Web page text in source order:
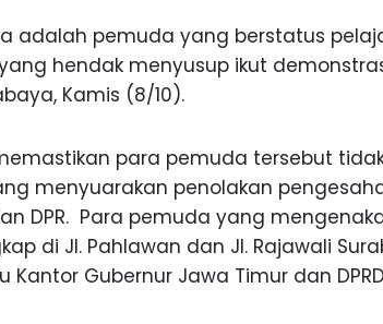
adalah pemuda yang berstatus
yang hendak menyusup ikut
Kamis (8/10).
para pemuda tersebut
menyuarakan penolakan
DPR. Para pemuda yang
di Jl. Pahlawan dan Jl. Rajawali
Kantor Gubernur Jawa Timur dan